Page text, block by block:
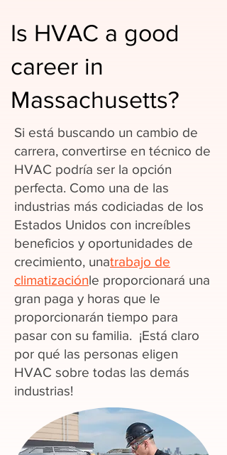
Is HVAC a good
career in
Massachusetts?
Si está buscando un cambio de
carrera, convertirse en técnico de
HVAC podría ser la opción
perfecta. Como una de las
industrias más codiciadas de los
Estados Unidos con increíbles
beneficios y oportunidades de
crecimiento, unatrabajo de
climatizaciónle proporcionará una
gran paga y horas que le
proporcionarán tiempo para
pasar con su familia. ¡Está claro
por qué las personas eligen
HVAC sobre todas las demás
industrias!